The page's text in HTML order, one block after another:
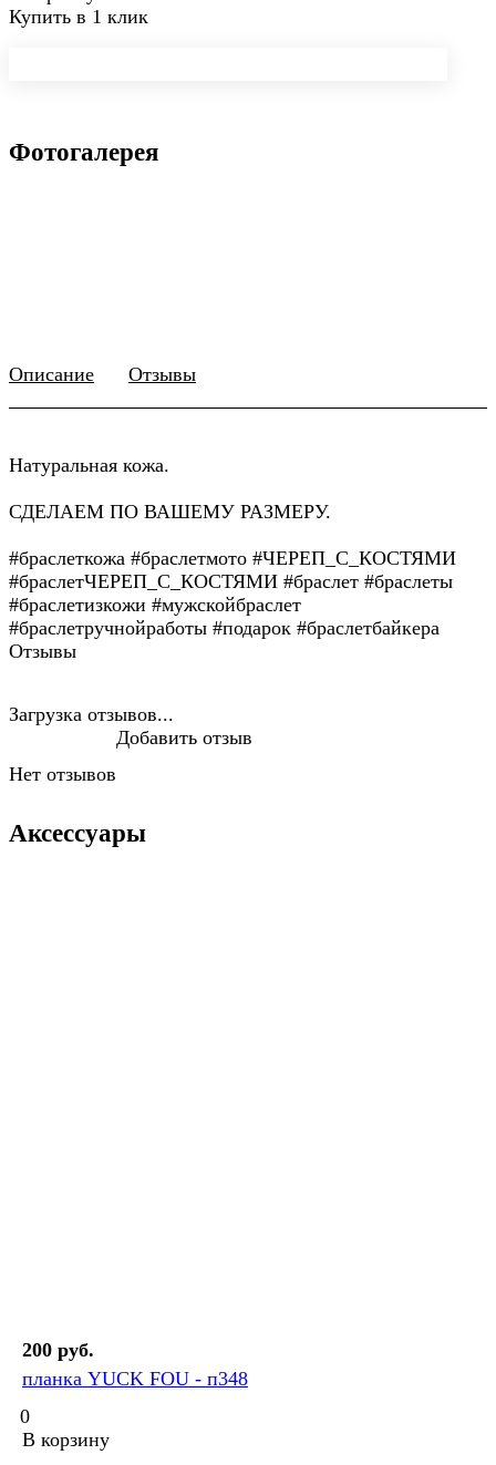
Купить в 1 клик
Фотогалерея
Описание Отзывы
Натуральная кожа.
СДЕЛАЕМ ПО ВАШЕМУ РАЗМЕРУ.
#браслеткожа #браслетмото #ЧЕРЕП_С_КОСТЯМИ
#браслетЧЕРЕП_С_КОСТЯМИ #браслет #браслеты
#браслетизкожи #мужскойбраслет
#браслетручнойработы #подарок #браслетбайкера
Отзывы
Загрузка отзывов...
Нет отзывов
Добавить отзыв
Аксессуары
200 руб.
планка YUCK FOU - п348
0
В корзину